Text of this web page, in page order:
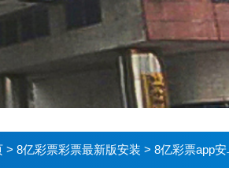
> 8亿彩票彩票最新版安装 > 8亿彩票app